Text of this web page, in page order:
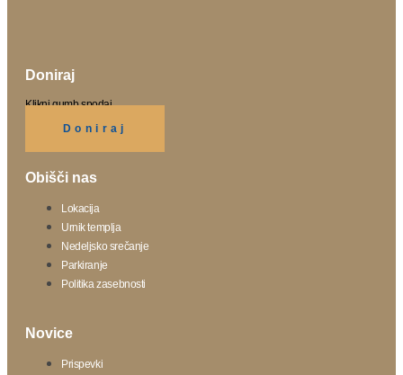
Doniraj
Klikni gumb spodaj.
Doniraj
Obišči nas
Lokacija
Urnik templja
Nedeljsko srečanje
Parkiranje
Politika zasebnosti
Novice
Prispevki